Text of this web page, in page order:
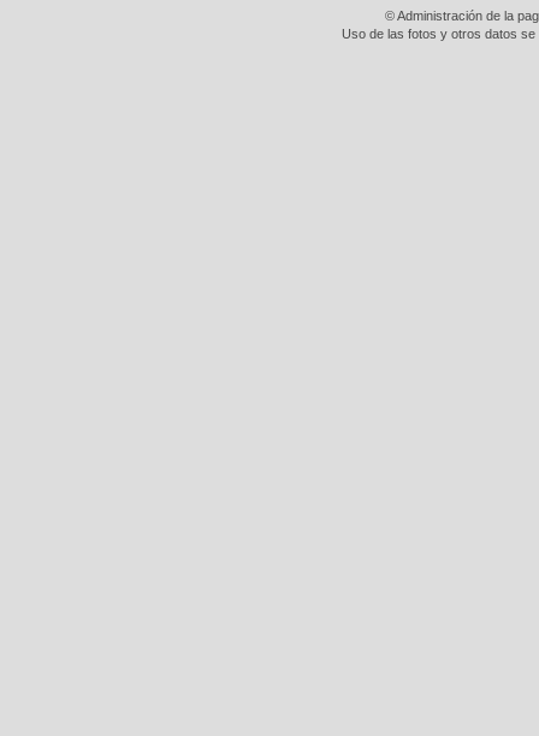
© Administración de la
Uso de las fotos y otros datos